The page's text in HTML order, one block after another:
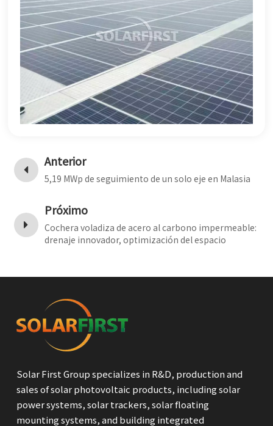
Anterior
5,19 MWp de seguimiento de un solo eje en Malasia
Próximo
Cochera voladiza de acero al carbono impermeable:
drenaje innovador, optimización del espacio
Solar First Group specializes in R&D, production and
sales of solar photovoltaic products, including solar
power systems, solar trackers, solar floating
mounting systems, and building integrated